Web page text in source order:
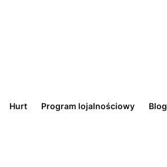
Hurt Program lojalnościowy Blog